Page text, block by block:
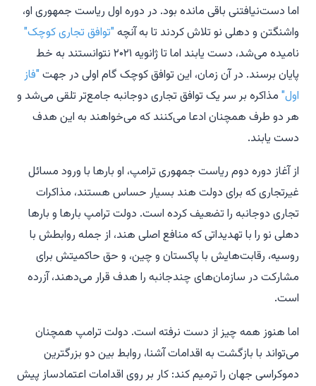
اما دست‌نیافتنی باقی مانده بود. در دوره اول ریاست جمهوری او،
واشنگتن و دهلی نو تلاش کردند تا به آنچه"توافق تجاری کوچک"
نامیده می‌شد، دست یابند اما تا ژانویه ۲۰۲۱ نتوانستند به خط
پایان برسند. در آن زمان، این توافق کوچک گام اولی در جهت"فاز
اول" مذاکره بر سر یک توافق تجاری دوجانبه جامع‌تر تلقی می‌شد و
هر دو طرف همچنان ادعا می‌کنند که می‌خواهند به این هدف
دست یابند.
از آغاز دوره دوم ریاست جمهوری ترامپ، او بارها با ورود مسائل
غیرتجاری که برای دولت هند بسیار حساس هستند، مذاکرات
تجاری دوجانبه را تضعیف کرده است. دولت ترامپ بارها و بارها
دهلی نو را با تهدیداتی که منافع اصلی هند، از جمله روابطش با
روسیه، رقابت‌هایش با پاکستان و چین، و حق حاکمیتش برای
مشارکت در سازمان‌های چندجانبه را هدف قرار می‌دهند، آزرده
است.
اما هنوز همه چیز از دست نرفته است. دولت ترامپ همچنان
می‌تواند با بازگشت به اقدامات آشنا، روابط بین دو بزرگترین
دموکراسی جهان را ترمیم کند: کار بر روی اقدامات اعتمادساز پیش